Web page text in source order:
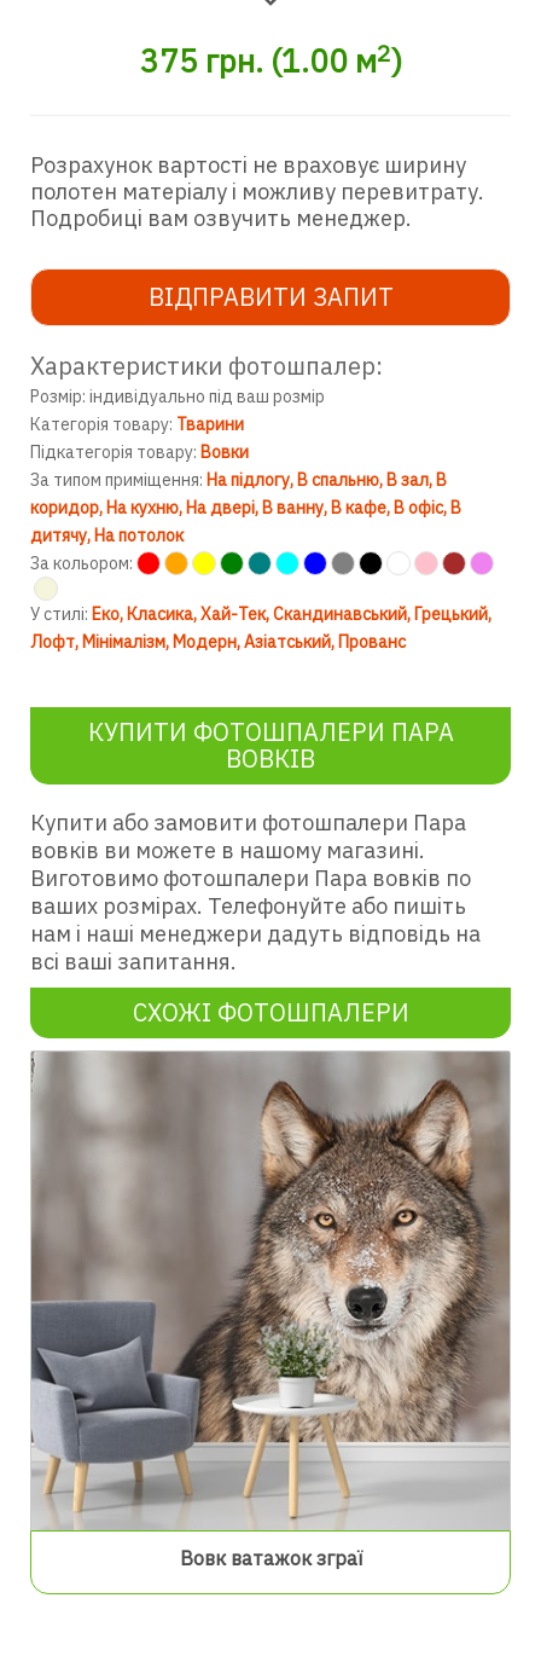
375 грн. (1.00м2)
Розрахунок вартості не враховує ширину
полотен матеріалу і можливу перевитрату.
Подробиці вам озвучить менеджер.
ВІДПРАВИТИ ЗАПИТ
Характеристики фотошпалер:
Розмір: індивідуально під ваш розмір
Категорія товару: Тварини
Підкатегорія товару: Вовки
За типом приміщення: На підлогу В спальню В зал В
коридор На кухню На двері В ванну В кафе В офіс В
дитячу На потолок
За кольором:
У стилі: Еко Класика Хай-Тек Скандинавський Грецький
Лофт Мінімалізм Модерн Азіатський Прованс
КУПИТИ ФОТОШПАЛЕРИ ПАРА
ВОВКІВ
Купити або замовити фотошпалери Пара
вовків ви можете в нашому магазині.
Виготовимо фотошпалери Пара вовків по
ваших розмірах. Телефонуйте або пишіть
нам і наші менеджери дадуть відповідь на
всі ваші запитання.
СХОЖІ ФОТОШПАЛЕРИ
Вовк ватажок зграї